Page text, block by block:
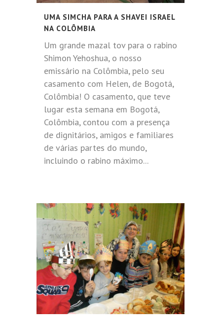
UMA SIMCHA PARA A SHAVEI ISRAEL
NA COLÔMBIA
Um grande mazal tov para o rabino
Shimon Yehoshua, o nosso
emissário na Colômbia, pelo seu
casamento com Helen, de Bogotá,
Colômbia! O casamento, que teve
lugar esta semana em Bogotá,
Colômbia, contou com a presença
de dignitários, amigos e familiares
de várias partes do mundo,
incluindo o rabino máximo...